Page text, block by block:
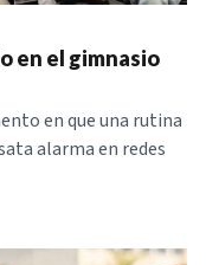
en el gimnasio
en que una rutina
alarma en redes